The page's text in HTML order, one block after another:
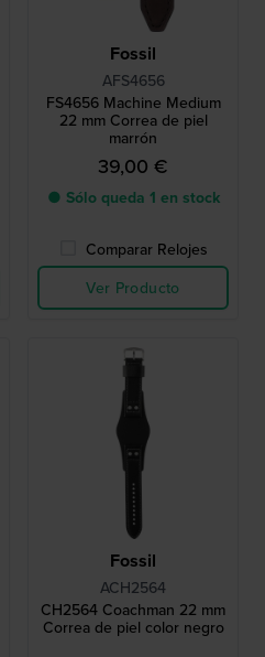
Fossil
AFS4656
FS4656 Machine Medium
22 mm Correa de piel
marrón
39,00 €
● Sólo queda 1 en stock
Comparar Relojes
Ver Producto
Fossil
ACH2564
CH2564 Coachman 22 mm
Correa de piel color negro